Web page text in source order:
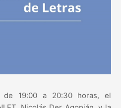
de 19:00 a 20:30 horas, el